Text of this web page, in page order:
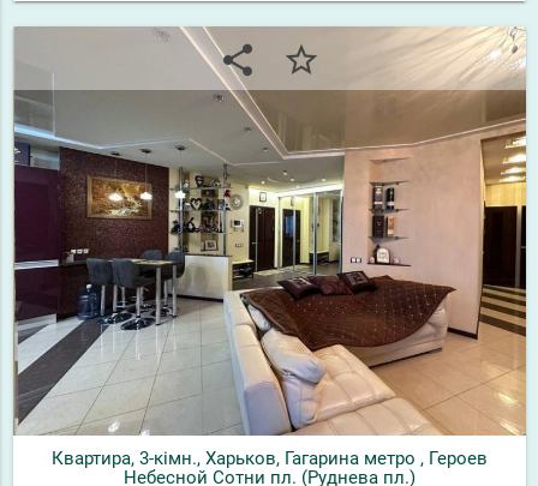
share star_border
Квартира, 3-кімн., Харьков, Гагарина метро , Героев
Небесной Сотни пл. (Руднева пл.)